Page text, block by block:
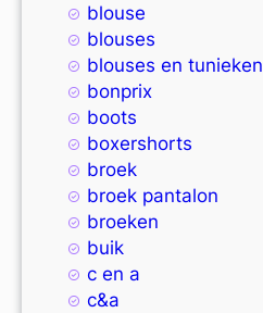
blouse
blouses
blouses en tunieken
bonprix
boots
boxershorts
broek
broek pantalon
broeken
buik
c en a
c&a